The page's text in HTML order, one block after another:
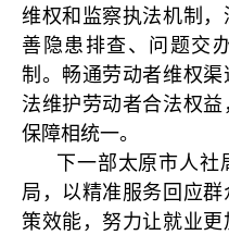
维权和监察执法机制
善隐患排查、问题交
制。畅通劳动者维权
法维护劳动者合法权
保障相统一。
下一部太原市人
局，以精准服务回应
策效能，努力让就业